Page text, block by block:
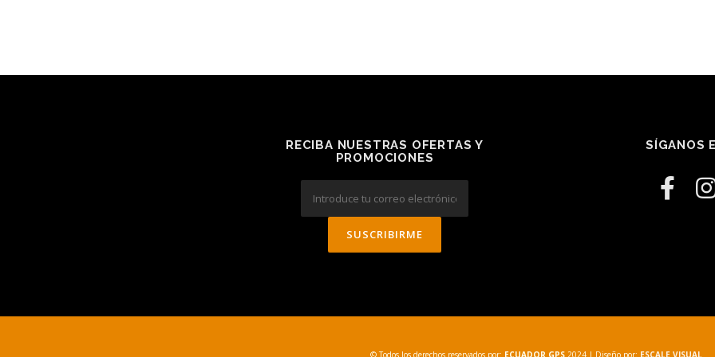
RECIBA NUESTRAS OFERTAS Y
PROMOCIONES
SÍGANOS
© Todos los derechos reservados por: ECUADOR GPS 2024 | Diseño por: ESCALE VISUAL